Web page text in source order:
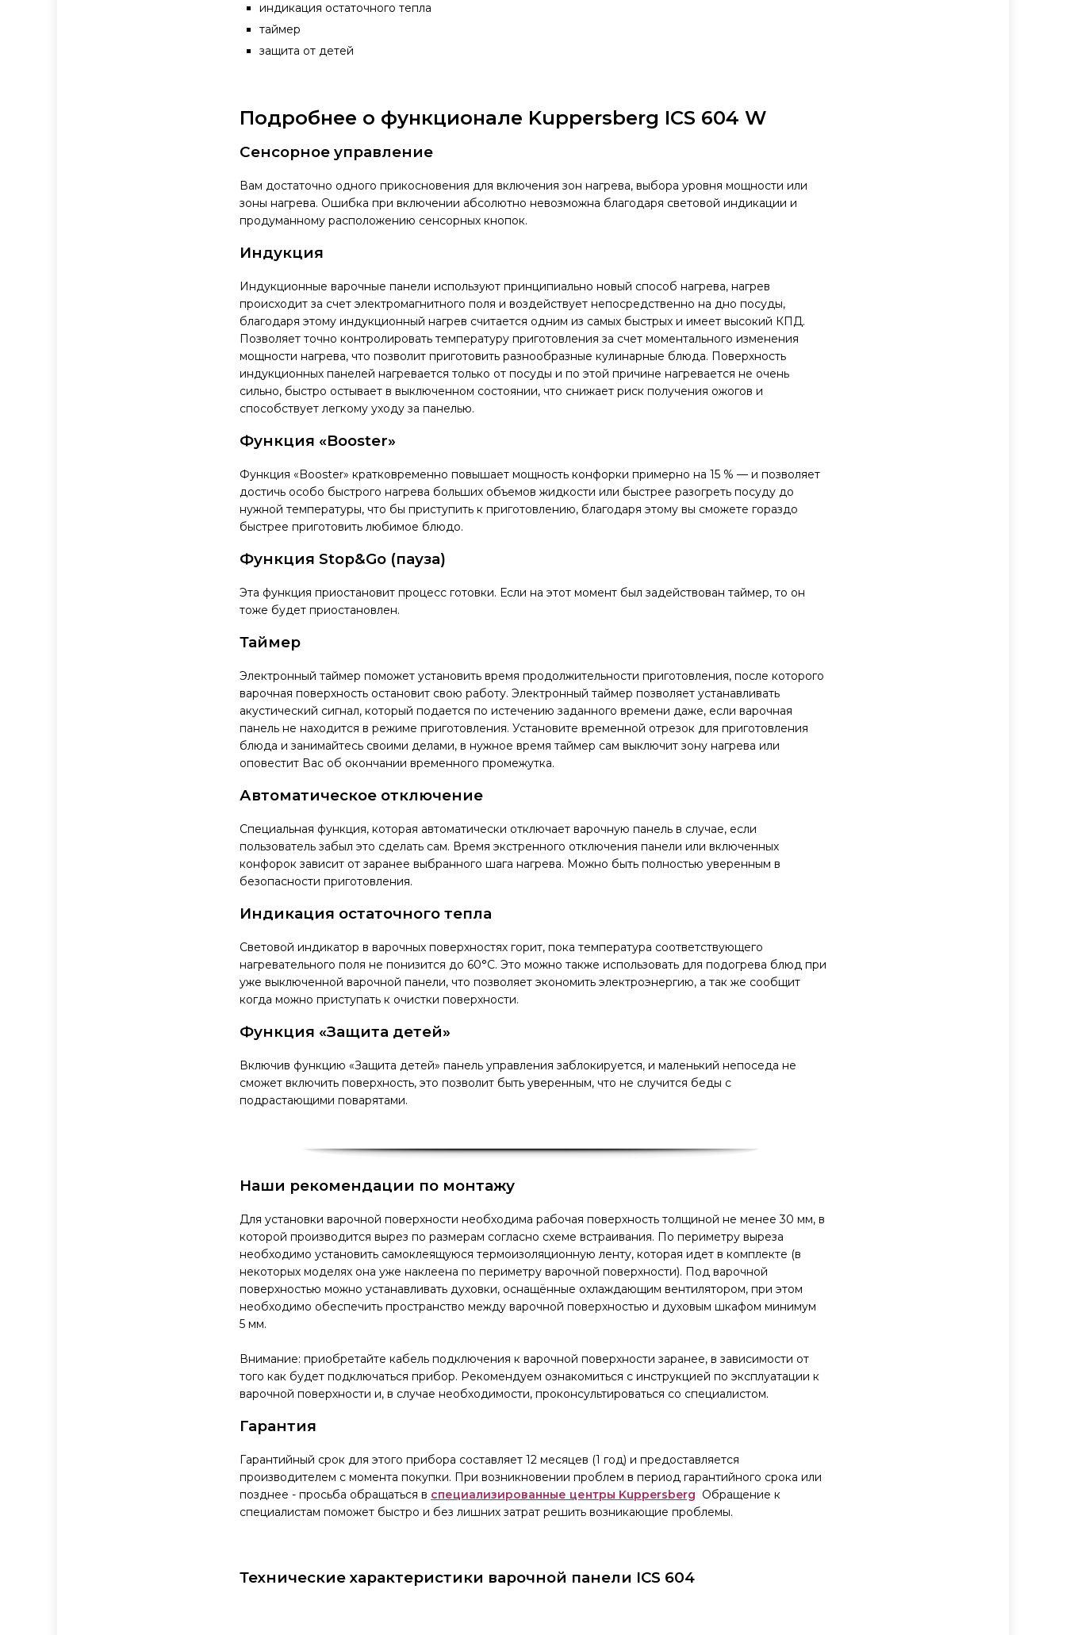
индикация остаточного тепла
таймер
защита от детей
Подробнее о функционале Kuppersberg ICS 604 W
Сенсорное управление
Вам достаточно одного прикосновения для включения зон нагрева, выбора уровня мощности или
зоны нагрева. Ошибка при включении абсолютно невозможна благодаря световой индикации и
продуманному расположению сенсорных кнопок.
Индукция
Индукционные варочные панели используют принципиально новый способ нагрева, нагрев
происходит за счет электромагнитного поля и воздействует непосредственно на дно посуды,
благодаря этому индукционный нагрев считается одним из самых быстрых и имеет высокий КПД.
Позволяет точно контролировать температуру приготовления за счет моментального изменения
мощности нагрева, что позволит приготовить разнообразные кулинарные блюда. Поверхность
индукционных панелей нагревается только от посуды и по этой причине нагревается не очень
сильно, быстро остывает в выключенном состоянии, что снижает риск получения ожогов и
способствует легкому уходу за панелью.
Функция «Booster»
Функция «Booster» кратковременно повышает мощность конфорки примерно на 15 % — и позволяет
достичь особо быстрого нагрева больших объемов жидкости или быстрее разогреть посуду до
нужной температуры, что бы приступить к приготовлению, благодаря этому вы сможете гораздо
быстрее приготовить любимое блюдо.
Функция Stop&Go (пауза)
Эта функция приостановит процесс готовки. Если на этот момент был задействован таймер, то он
тоже будет приостановлен.
Таймер
Электронный таймер поможет установить время продолжительности приготовления, после которого
варочная поверхность остановит свою работу. Электронный таймер позволяет устанавливать
акустический сигнал, который подается по истечению заданного времени даже, если варочная
панель не находится в режиме приготовления. Установите временной отрезок для приготовления
блюда и занимайтесь своими делами, в нужное время таймер сам выключит зону нагрева или
оповестит Вас об окончании временного промежутка.
Автоматическое отключение
Специальная функция, которая автоматически отключает варочную панель в случае, если
пользователь забыл это сделать сам. Время экстренного отключения панели или включенных
конфорок зависит от заранее выбранного шага нагрева. Можно быть полностью уверенным в
безопасности приготовления.
Индикация остаточного тепла
Световой индикатор в варочных поверхностях горит, пока температура соответствующего
нагревательного поля не понизится до 60°С. Это можно также использовать для подогрева блюд при
уже выключенной варочной панели, что позволяет экономить электроэнергию, а так же сообщит
когда можно приступать к очистки поверхности.
Функция «Защита детей»
Включив функцию «Защита детей» панель управления заблокируется, и маленький непоседа не
сможет включить поверхность, это позволит быть уверенным, что не случится беды с
подрастающими поварятами.
Наши рекомендации по монтажу
Для установки варочной поверхности необходима рабочая поверхность толщиной не менее 30 мм, в
которой производится вырез по размерам согласно схеме встраивания. По периметру выреза
необходимо установить самоклеящуюся термоизоляционную ленту, которая идет в комплекте (в
некоторых моделях она уже наклеена по периметру варочной поверхности). Под варочной
поверхностью можно устанавливать духовки, оснащённые охлаждающим вентилятором, при этом
необходимо обеспечить пространство между варочной поверхностью и духовым шкафом минимум
5 мм.
Внимание: приобретайте кабель подключения к варочной поверхности заранее, в зависимости от
того как будет подключаться прибор. Рекомендуем ознакомиться с инструкцией по эксплуатации к
варочной поверхности и, в случае необходимости, проконсультироваться со специалистом.
Гарантия
Гарантийный срок для этого прибора составляет 12 месяцев (1 год) и предоставляется
производителем с момента покупки. При возникновении проблем в период гарантийного срока или
позднее - просьба обращаться в специализированные центры Kuppersberg Обращение к
специалистам поможет быстро и без лишних затрат решить возникающие проблемы.
Технические характеристики варочной панели ICS 604